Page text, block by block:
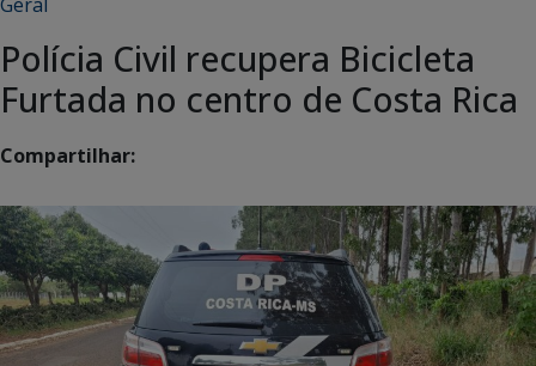
Polícia Civil recupera Bicicleta
Furtada no centro de Costa Rica
Compartilhar: